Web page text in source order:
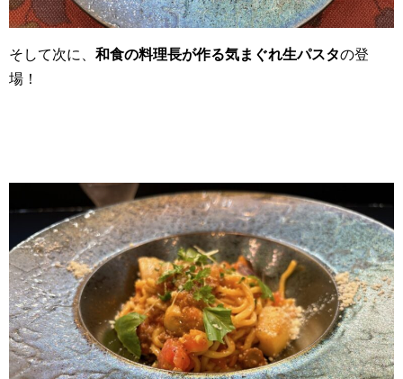
そして次に、 和食の料理長が作る気まぐれ生パスタの登
場！